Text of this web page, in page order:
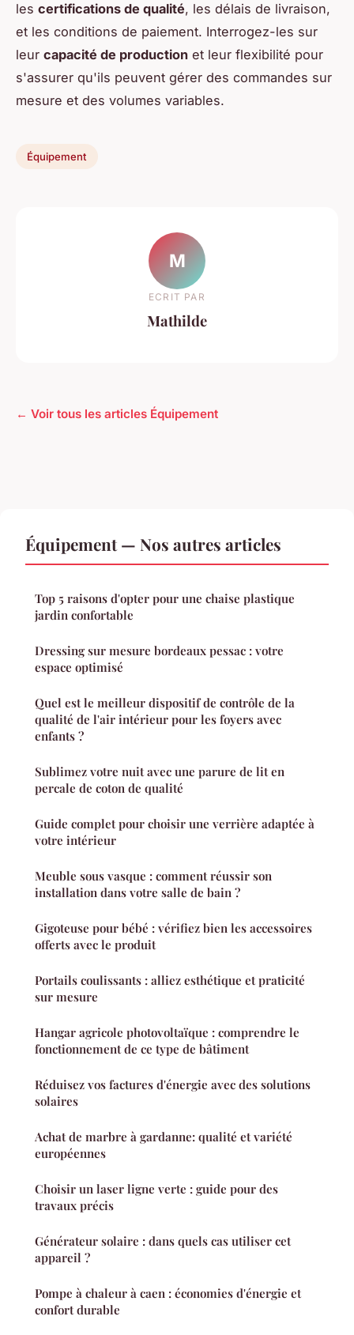
les certifications de qualité, les délais de livraison,
et les conditions de paiement. Interrogez-les sur
leur capacité de production et leur flexibilité pour
s'assurer qu'ils peuvent gérer des commandes sur
mesure et des volumes variables.
Équipement
M
ECRIT PAR
Mathilde
← Voir tous les articles Équipement
Équipement — Nos autres articles
Top 5 raisons d'opter pour une chaise plastique
jardin confortable
Dressing sur mesure bordeaux pessac : votre
espace optimisé
Quel est le meilleur dispositif de contrôle de la
qualité de l'air intérieur pour les foyers avec
enfants ?
Sublimez votre nuit avec une parure de lit en
percale de coton de qualité
Guide complet pour choisir une verrière adaptée à
votre intérieur
Meuble sous vasque : comment réussir son
installation dans votre salle de bain ?
Gigoteuse pour bébé : vérifiez bien les accessoires
offerts avec le produit
Portails coulissants : alliez esthétique et praticité
sur mesure
Hangar agricole photovoltaïque : comprendre le
fonctionnement de ce type de bâtiment
Réduisez vos factures d'énergie avec des solutions
solaires
Achat de marbre à gardanne: qualité et variété
européennes
Choisir un laser ligne verte : guide pour des
travaux précis
Générateur solaire : dans quels cas utiliser cet
appareil ?
Pompe à chaleur à caen : économies d'énergie et
confort durable